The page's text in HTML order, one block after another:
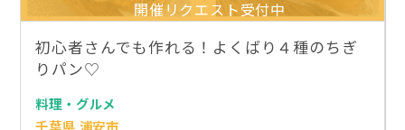
開催リクエスト受付中
初心者さんでも作れる！よくばり４種のちぎ
りパン♡
料理・グルメ
千葉県 浦安市